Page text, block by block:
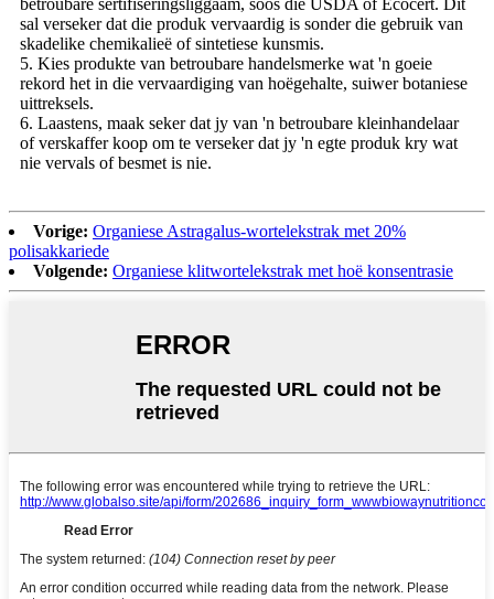
betroubare sertifiseringsliggaam, soos die USDA of Ecocert. Dit
sal verseker dat die produk vervaardig is sonder die gebruik van
skadelike chemikalieë of sintetiese kunsmis.
5. Kies produkte van betroubare handelsmerke wat 'n goeie
rekord het in die vervaardiging van hoëgehalte, suiwer botaniese
uittreksels.
6. Laastens, maak seker dat jy van 'n betroubare kleinhandelaar
of verskaffer koop om te verseker dat jy 'n egte produk kry wat
nie vervals of besmet is nie.
Vorige: Organiese Astragalus-wortelekstrak met 20%
polisakkariede
Volgende: Organiese klitwortelekstrak met hoë konsentrasie